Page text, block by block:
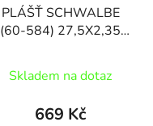
PLÁŠŤ SCHWALBE
(60-584) 27,5X2,35
Skladem na dotaz
669 Kč